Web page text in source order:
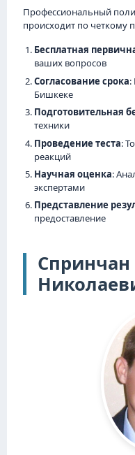
Профессиональный
происходит по четкому
Бесплатная
ваших вопросов
Согласование срока:
Бишкеке
Подготовительная
техники
Проведение теста:
реакций
Научная оценка:
экспертами
Представление
предоставление
Спринчан